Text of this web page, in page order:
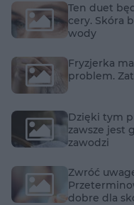
Ten duet
cery. Skóra
wody
Fryzjerka
problem.
Dzięki tym
zawsze jest
zawodzi
Zwróć
dobre dla